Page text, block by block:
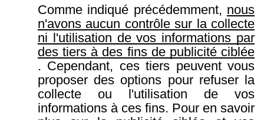
Comme indiqué précédemment, nous
n'avons aucun contrôle sur la collecte
ni l'utilisation de vos informations par
des tiers à des fins de publicité ciblée
. Cependant, ces tiers peuvent vous
proposer des options pour refuser la
collecte ou l'utilisation de vos
informations à ces fins. Pour en savoir